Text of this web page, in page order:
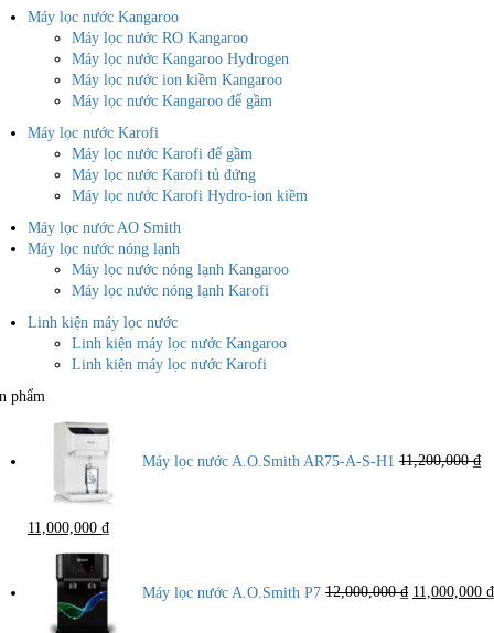
Máy lọc nước Kangaroo
Máy lọc nước RO Kangaroo
Máy lọc nước Kangaroo Hydrogen
Máy lọc nước ion kiềm Kangaroo
Máy lọc nước Kangaroo để gầm
Máy lọc nước Karofi
Máy lọc nước Karofi để gầm
Máy lọc nước Karofi tủ đứng
Máy lọc nước Karofi Hydro-ion kiềm
Máy lọc nước AO Smith
Máy lọc nước nóng lạnh
Máy lọc nước nóng lạnh Kangaroo
Máy lọc nước nóng lạnh Karofi
Linh kiện máy lọc nước
Linh kiện máy lọc nước Kangaroo
Linh kiện máy lọc nước Karofi
phẩm
Máy lọc nước A.O.Smith AR75-A-S-H1 11,200,000₫
Giá
11,200,000 ₫.
11,000,000 ₫Giá
Máy lọc nước A.O.Smith P7 12,000,000₫ là:
11,000,000 ₫